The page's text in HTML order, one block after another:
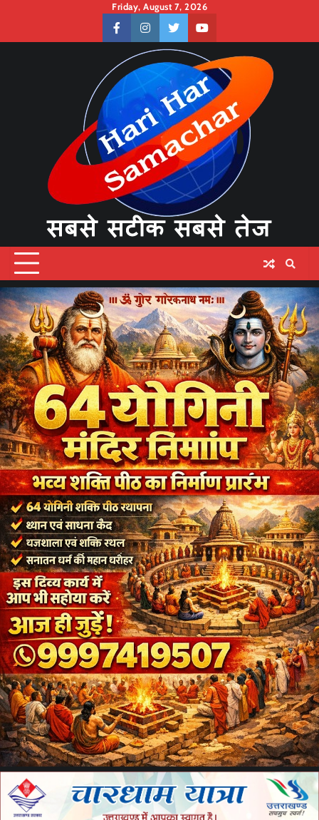
content
Friday, August 7, 2026
facebookinstagramtwitteryoutube